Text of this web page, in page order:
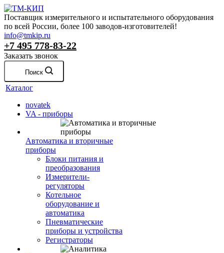
Поставщик измерительного и испытательного оборудования
по всей России, более 100 заводов-изготовителей!
info@tmkip.ru
+7 495 778-83-22
Заказать звонок
Поиск
Каталог
novatek
VA - приборы
Автоматика и вторичные
приборы
Блоки питания и
преобразования
Измерители-
регуляторы
Котельное
оборудование и
автоматика
Пневматические
приборы и устройства
Регистраторы